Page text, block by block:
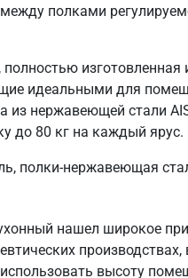
полками
идеальными для
из нержавеющей стали
до 80 кг на каждый ярус.
полки-нержавеющая
нашел широкое
высоту